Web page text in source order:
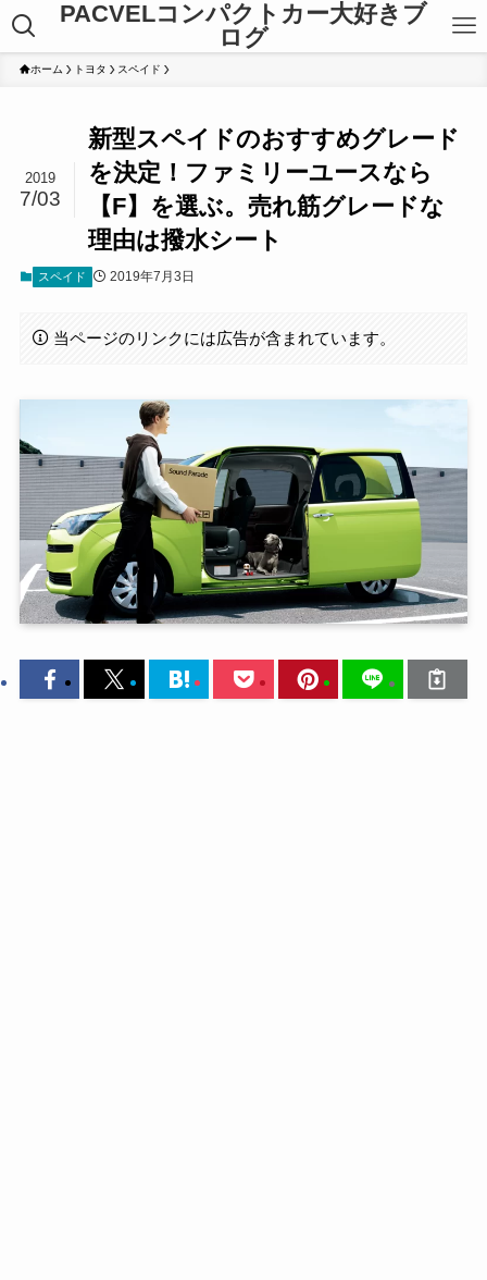
PACVELコンパクトカー大好きブ
ログ
ホーム トヨタ スペイド
新型スペイドのおすすめグレード
を決定！ファミリーユースなら
【F】を選ぶ。売れ筋グレードな
理由は撥水シート
2019
7/03
スペイド 2019年7月3日
当ページのリンクには広告が含まれています。